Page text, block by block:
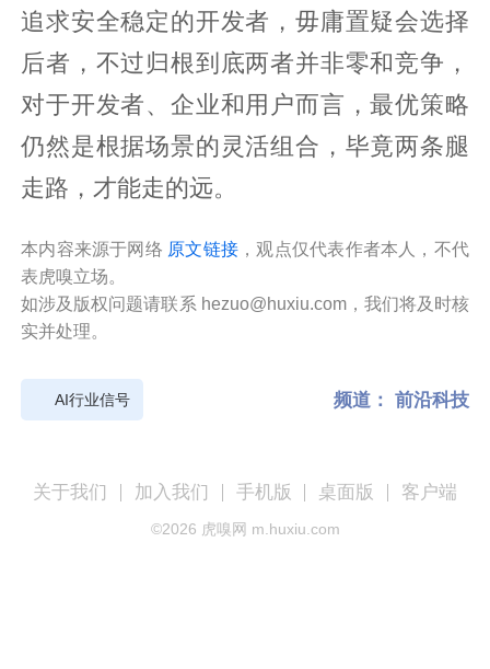
追求安全稳定的开发者，毋庸置疑会选择
后者，不过归根到底两者并非零和竞争，
对于开发者、企业和用户而言，最优策略
仍然是根据场景的灵活组合，毕竟两条腿
走路，才能走的远。
本内容来源于网络 原文链接 ，观点仅代表作者本人，不代
表虎嗅立场。
如涉及版权问题请联系 hezuo@huxiu.com，我们将及时核
实并处理。
AI行业信号 频道： 前沿科技
关于我们 加入我们 手机版 桌面版 客户端
©2026 虎嗅网 m.huxiu.com